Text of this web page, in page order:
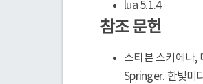
lua 5.1.4
참조 문헌
스티븐 스키에나,
Springer. 한빛미